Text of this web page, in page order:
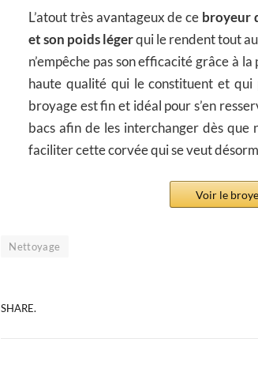
L’atout très avantageux de ce broyeur
et son poids légerqui le rendent tout
n’empêche pas son efficacité grâce à
haute qualité qui le constituent et
broyage est fin et idéal pour s’en
bacs afin de les interchanger dès que
faciliter cette corvée qui se veut
Voir le
Nettoyage
SHARE.